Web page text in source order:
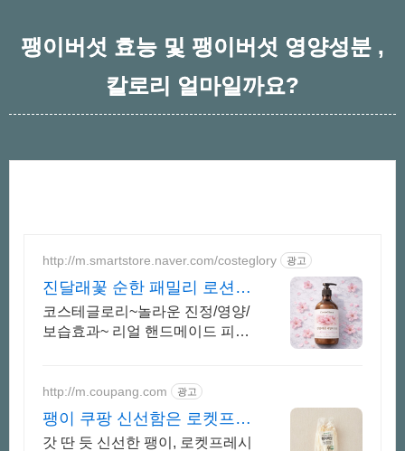
팽이버섯 효능 및 팽이버섯 영양성분 ,
칼로리 얼마일까요?
http://m.smartstore.naver.com/costeglory 광고
진달래꽃 순한 패밀리 로션
첫구매 2,000원 할인
코스테글로리~놀라운 진정/영양/
보습효과~ 리얼 핸드메이드 피부
http://m.coupang.com 광고
팽이 쿠팡 신선함은 로켓프레
시로!
갓 딴 듯 신선한 팽이, 로켓프레시